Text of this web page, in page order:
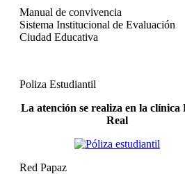
Manual de convivencia
Sistema Institucional de Evaluación
Ciudad Educativa
Poliza Estudiantil
La atención se realiza en la clínica
Real
Red Papaz